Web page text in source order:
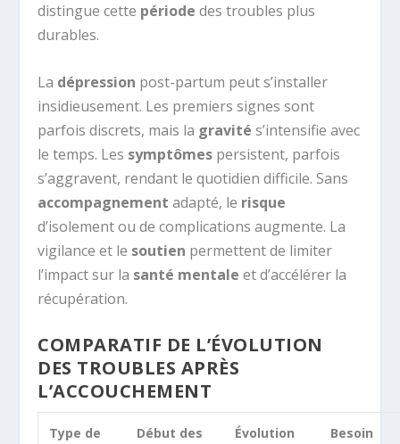
distingue cette période des troubles plus
durables.
La dépression post-partum peut s’installer
insidieusement. Les premiers signes sont
parfois discrets, mais la gravité s’intensifie avec
le temps. Les symptômes persistent, parfois
s’aggravent, rendant le quotidien difficile. Sans
accompagnement adapté, le risque
d’isolement ou de complications augmente. La
vigilance et le soutien permettent de limiter
l’impact sur la santé mentale et d’accélérer la
récupération.
COMPARATIF DE L’ÉVOLUTION
DES TROUBLES APRÈS
L’ACCOUCHEMENT
Type de
Début des
Évolution
Besoin